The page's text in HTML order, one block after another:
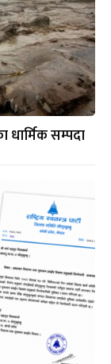
धार्मिक सम्पदा